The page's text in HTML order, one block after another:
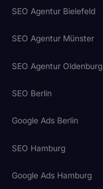
SEO Agentur Bielefeld
SEO Agentur Münster
SEO Agentur Oldenburg
SEO Berlin
Google Ads Berlin
SEO Hamburg
Google Ads Hamburg